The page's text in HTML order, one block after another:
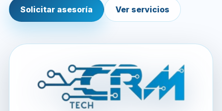
Solicitar asesoría Ver servicios